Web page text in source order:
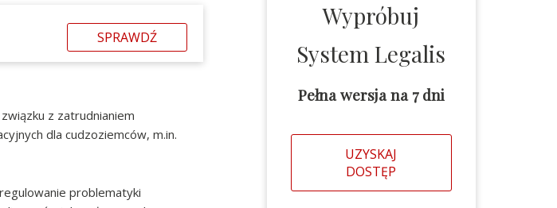
SPRAWDŹ
z zatrudnianiem
dla cudzoziemców, m.in.
problematyki
Wypróbuj
System Legalis
Pełna wersja na 7 dni
UZYSKAJ
DOSTĘP